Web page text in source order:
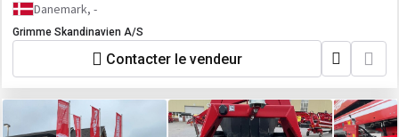
Danemark, -
Grimme Skandinavien A/S
Contacter le vendeur